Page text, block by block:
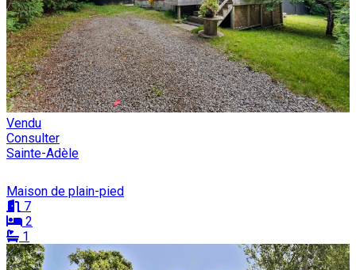
Vendu
Consulter
Sainte-Adèle
Maison de plain-pied
7
2
1